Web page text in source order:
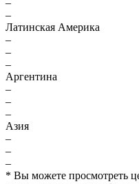
–
–
Латинская Америка
–
–
–
Аргентина
–
–
–
Азия
–
–
–
* Вы можете просмотреть